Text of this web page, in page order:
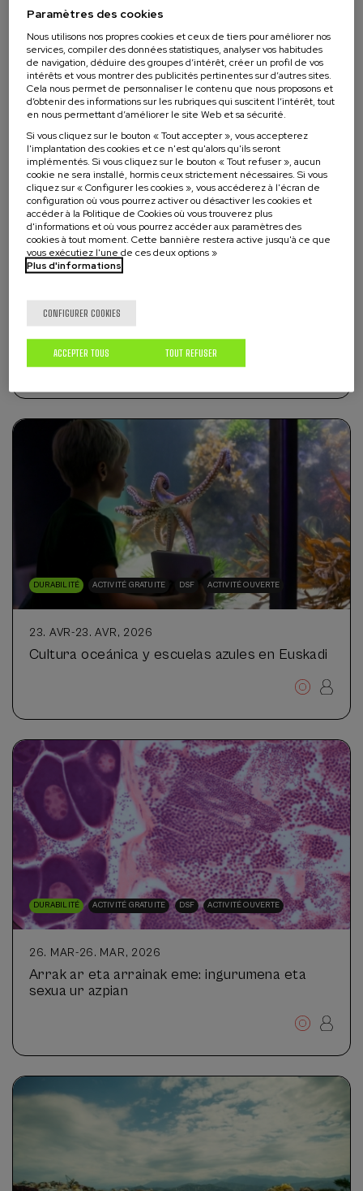
DURABILITÉ ACTIVITÉ GRATUITE DSF ACTIVITÉ OUVERTE
Un planeta, una salud, un microbioma: un
enfoque holístico frente a la resistencia a los
DURABILITÉ ACTIVITÉ GRATUITE DSF ACTIVITÉ OUVERTE
23. AVR-23. AVR, 2026
Cultura oceánica y escuelas azules en Euskadi
DURABILITÉ ACTIVITÉ GRATUITE DSF ACTIVITÉ OUVERTE
26. MAR-26. MAR, 2026
Arrak ar eta arrainak eme: ingurumena eta
sexua ur azpian
Paramètres des cookies
Nous utilisons nos propres cookies et ceux de tiers pour améliorer nos
services, compiler des données statistiques, analyser vos habitudes
de navigation, déduire des groupes d’intérêt, créer un profil de vos
intérêts et vous montrer des publicités pertinentes sur d’autres sites.
Cela nous permet de personnaliser le contenu que nous proposons et
d’obtenir des informations sur les rubriques qui suscitent l’intérêt, tout
en nous permettant d’améliorer le site Web et sa sécurité.
Si vous cliquez sur le bouton « Tout accepter », vous accepterez
l'implantation des cookies et ce n'est qu'alors qu'ils seront
implémentés. Si vous cliquez sur le bouton « Tout refuser », aucun
cookie ne sera installé, hormis ceux strictement nécessaires. Si vous
cliquez sur « Configurer les cookies », vous accéderez à l'écran de
configuration où vous pourrez activer ou désactiver les cookies et
accéder à la Politique de Cookies où vous trouverez plus
d'informations et où vous pourrez accéder aux paramètres des
cookies à tout moment. Cette bannière restera active jusqu'à ce que
vous exécutiez l'une de ces deux options »
Plus d'informations
CONFIGURER COOKIES
TOUT REFUSER
ACCEPTER TOUS